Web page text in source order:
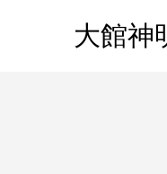
大館神